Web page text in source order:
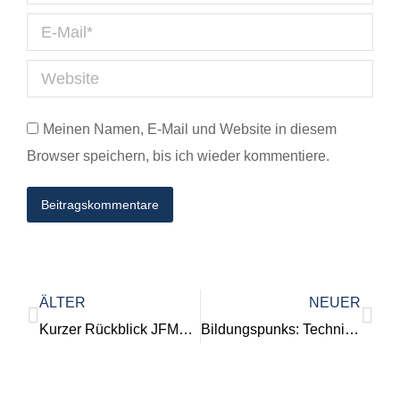
E-Mail *
Website
Meinen Namen, E-Mail und Website in diesem
Browser speichern, bis ich wieder kommentiere.
Beitragskommentare
ÄLTER
Kurzer Rückblick JFMH 2017
NEUER
Bildungspunks: Technische Grundausstattung – was gehört dazu?